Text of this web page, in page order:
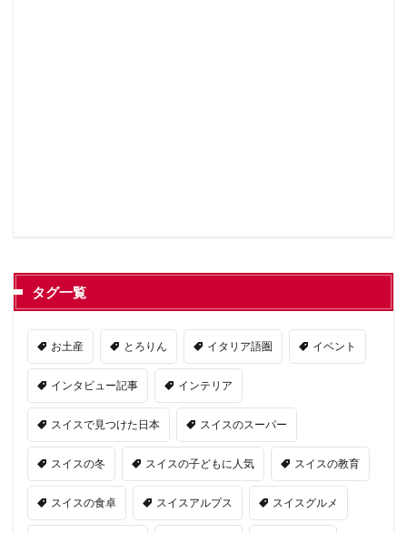
タグ一覧
お土産 とろりん イタリア語圏 イベント
インタビュー記事 インテリア
スイスで見つけた日本 スイスのスーパー
スイスの冬 スイスの子どもに人気 スイスの教育
スイスの食卓 スイスアルプス スイスグルメ